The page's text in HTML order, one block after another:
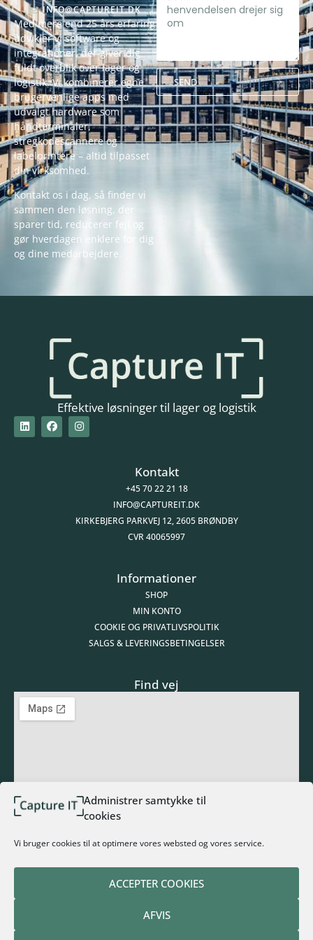
Administrer samtykke til
cookies
Vi bruger cookies til at optimere vores websted og vores service.
ACCEPTER COOKIES
AFVIS
INFO@CAPTUREIT.DK
Med mere end 25 års erfaring
udvikler vi software og
integrationer, der giver dig
fuldt overblik over lager og
logistik. Vi kombinerer egne
brugervenlige apps med
udvalgt hardware som
håndterminaler,
stregkodescannere og
labelprintere – altid tilpasset
din virksomhed.
Kontakt os i dag, så finder vi
sammen den løsning, der
sparer tid, reducerer fejl og
gør hverdagen enklere for dig
og dine medarbejdere.
SEND
Alternative:
Effektive løsninger til lager og logistik
Kontakt
+45 70 22 21 18
INFO@CAPTUREIT.DK
KIRKEBJERG PARKVEJ 12, 2605 BRØNDBY
CVR 40065997
Informationer
SHOP
MIN KONTO
COOKIE OG PRIVATLIVSPOLITIK
SALGS & LEVERINGSBETINGELSER
Find vej
Tilmeld nyhedsbrev
Alternative: